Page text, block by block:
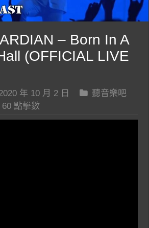
– Born In A
(OFFICIAL LIVE
年 10 月 2 日
聽音樂吧
60 點擊數